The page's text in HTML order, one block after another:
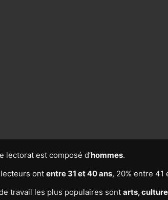
lectorat est composé d’hommes.
ont entre 31 et 40 ans, 20% entre 41
travail les plus populaires sont arts,